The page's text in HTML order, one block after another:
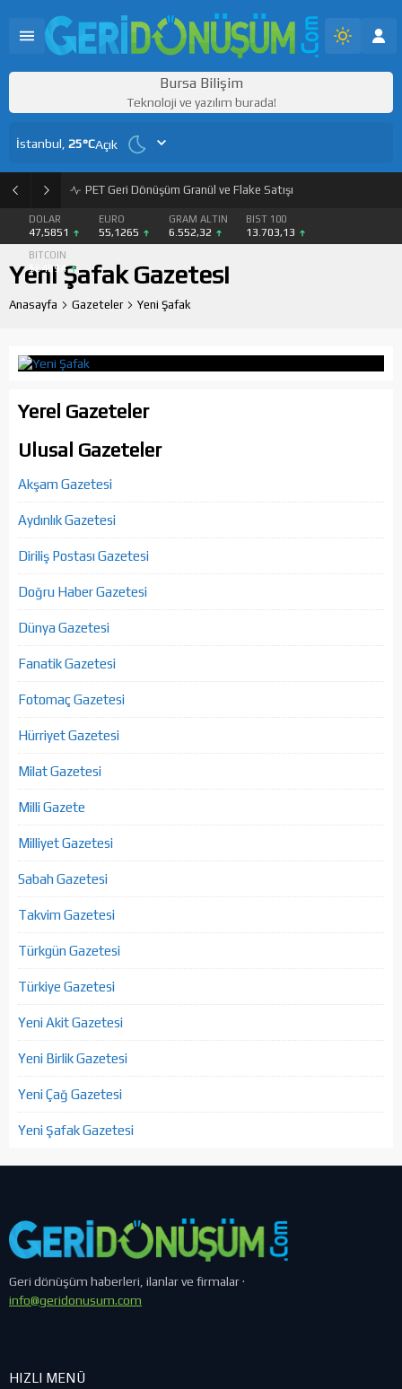
PET Geri Dönüşüm Granül ve Flake Satışı
DOLAR
47,5851
EURO
55,1265
GRAM ALTIN
6.552,32
BIST 100
13.703,13
BITCOIN
$64594
Bursa Bilişim
Teknoloji ve yazılım burada!
İstanbul, 25°CAçık
Yeni Şafak Gazetesi
Anasayfa Gazeteler Yeni Şafak
Yerel Gazeteler
Ulusal Gazeteler
Akşam Gazetesi
Aydınlık Gazetesi
Diriliş Postası Gazetesi
Doğru Haber Gazetesi
Dünya Gazetesi
Fanatik Gazetesi
Fotomaç Gazetesi
Hürriyet Gazetesi
Milat Gazetesi
Milli Gazete
Milliyet Gazetesi
Sabah Gazetesi
Takvim Gazetesi
Türkgün Gazetesi
Türkiye Gazetesi
Yeni Akit Gazetesi
Yeni Birlik Gazetesi
Yeni Çağ Gazetesi
Yeni Şafak Gazetesi
Geri dönüşüm haberleri, ilanlar ve firmalar ·
info@geridonusum.com
HIZLI MENÜ